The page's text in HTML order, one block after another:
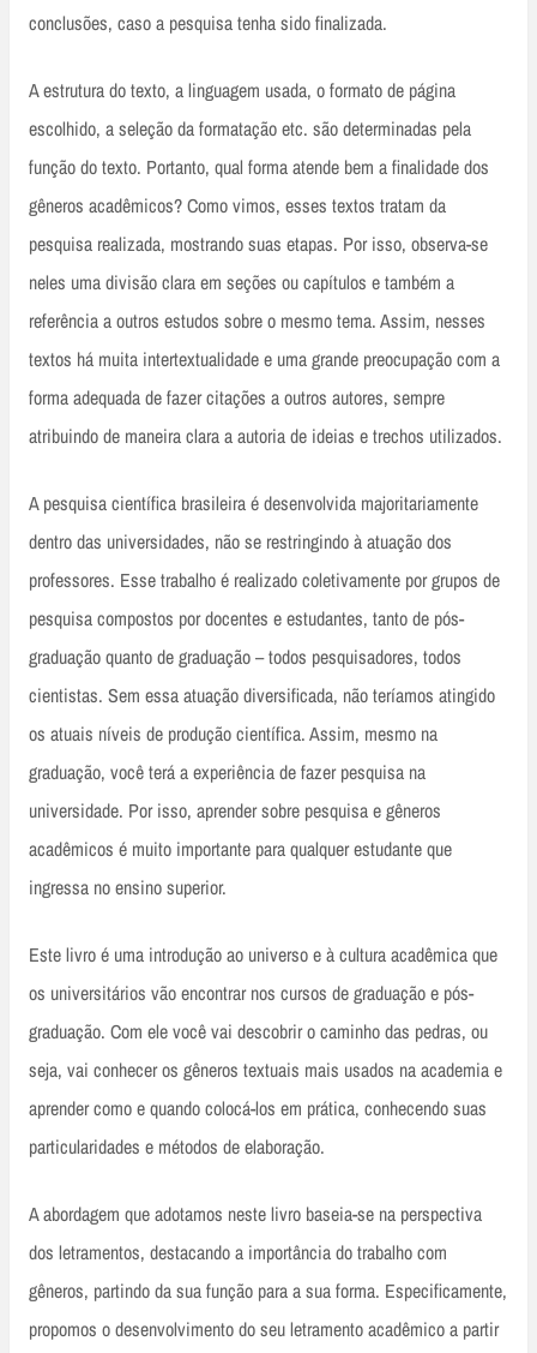
conclusões, caso a pesquisa tenha sido finalizada.
A estrutura do texto, a linguagem usada, o formato de página
escolhido, a seleção da formatação etc. são determinadas pela
função do texto. Portanto, qual forma atende bem a finalidade dos
gêneros acadêmicos? Como vimos, esses textos tratam da
pesquisa realizada, mostrando suas etapas. Por isso, observa-se
neles uma divisão clara em seções ou capítulos e também a
referência a outros estudos sobre o mesmo tema. Assim, nesses
textos há muita intertextualidade e uma grande preocupação com a
forma adequada de fazer citações a outros autores, sempre
atribuindo de maneira clara a autoria de ideias e trechos utilizados.
A pesquisa científica brasileira é desenvolvida majoritariamente
dentro das universidades, não se restringindo à atuação dos
professores. Esse trabalho é realizado coletivamente por grupos de
pesquisa compostos por docentes e estudantes, tanto de pós-
graduação quanto de graduação – todos pesquisadores, todos
cientistas. Sem essa atuação diversificada, não teríamos atingido
os atuais níveis de produção científica. Assim, mesmo na
graduação, você terá a experiência de fazer pesquisa na
universidade. Por isso, aprender sobre pesquisa e gêneros
acadêmicos é muito importante para qualquer estudante que
ingressa no ensino superior.
Este livro é uma introdução ao universo e à cultura acadêmica que
os universitários vão encontrar nos cursos de graduação e pós-
graduação. Com ele você vai descobrir o caminho das pedras, ou
seja, vai conhecer os gêneros textuais mais usados na academia e
aprender como e quando colocá-los em prática, conhecendo suas
particularidades e métodos de elaboração.
A abordagem que adotamos neste livro baseia-se na perspectiva
dos letramentos, destacando a importância do trabalho com
gêneros, partindo da sua função para a sua forma. Especificamente,
propomos o desenvolvimento do seu letramento acadêmico a partir